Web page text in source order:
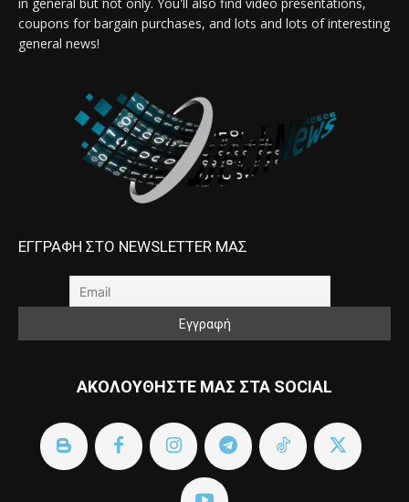
coupons for bargain purchases, and lots and lots of interesting
general news!
ΕΓΓΡΑΦΗ ΣΤΟ NEWSLETTER ΜΑΣ
ΑΚΟΛΟΥΘΗΣΤΕ ΜΑΣ ΣΤΑ SOCIAL